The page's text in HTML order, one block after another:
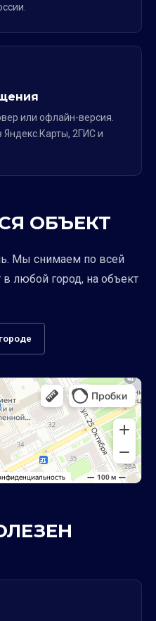
или офлайн-версия.
Яндекс.Карты, 2ГИС и
ОБЪЕКТ
Мы снимаем по всей
любой город, на объект